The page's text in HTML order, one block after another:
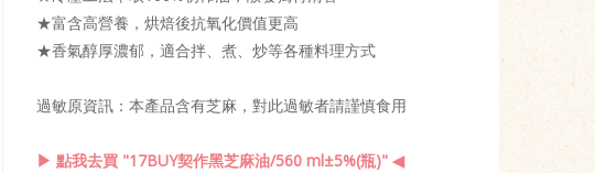
★富含高營養，烘焙後抗氧化價值更高
★香氣醇厚濃郁，適合拌、煮、炒等各種料理方式
過敏原資訊：本產品含有芝麻，對此過敏者請謹慎食用
▶ 點我去買 "17BUY契作黑芝麻油/560 ml±5%(瓶)" ◀